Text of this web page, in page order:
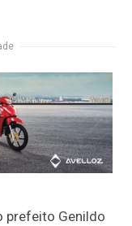
prefeito Genildo